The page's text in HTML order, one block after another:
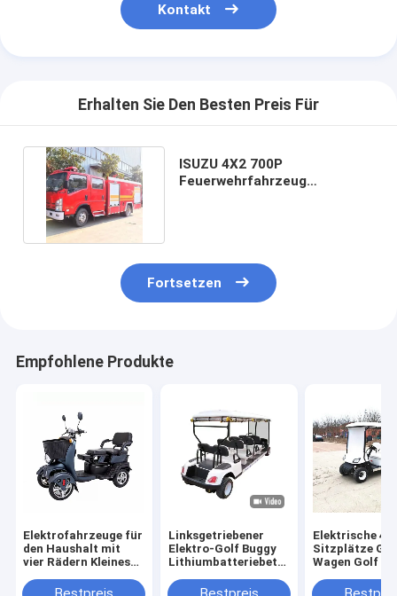
Kontakt
Erhalten Sie Den Besten Preis Für
ISUZU 4X2 700P
Feuerwehrfahrzeug
Fortsetzen
Empfohlene Produkte
Elektrofahrzeuge für
den Haushalt mit
vier Rädern Kleines
Elektrofahrzeuge für
Linksgetriebener
Elektro-Golf Buggy
Lithiumbatteriebetriebene
Sitzplätze
Elektrische 4
Sitzplätze
Wagen Golf